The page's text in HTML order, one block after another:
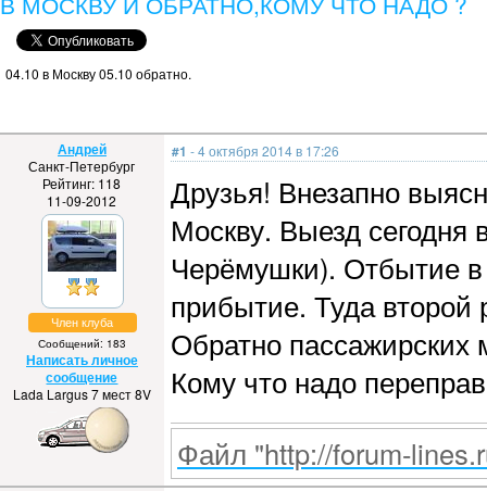
04.10 в Москву 05.10 обратно.
Андрей
Санкт-Петербург
Рейтинг: 118
11-09-2012
Член клуба
Сообщений: 183
Написать личное
сообщение
Lada Largus 7 мест 8V
#1 - 4 октября 2014 в 17:26
Друзья! Внезапно
Москву. Выезд сегодня
Черёмушки). Отбытие в
прибытие. Туда второй
Обратно пассажирских
Кому что надо
Файл "http://forum-